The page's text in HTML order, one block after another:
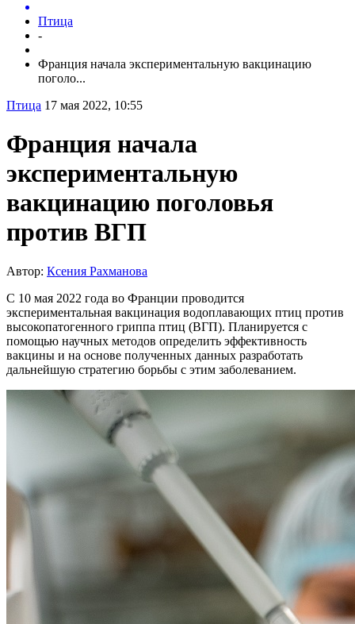
Птица
-
Франция начала экспериментальную вакцинацию
поголо...
Птица 17 мая 2022, 10:55
Франция начала
экспериментальную
вакцинацию поголовья
против ВГП
Автор: Ксения Рахманова
С 10 мая 2022 года во Франции проводится
экспериментальная вакцинация водоплавающих птиц против
высокопатогенного гриппа птиц (ВГП). Планируется с
помощью научных методов определить эффективность
вакцины и на основе полученных данных разработать
дальнейшую стратегию борьбы с этим заболеванием.